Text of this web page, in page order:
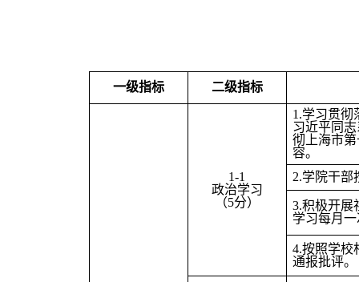
一级指标 二级指标
1-1
政治学习
（5分）
1.学习贯彻
习近平同
彻上海市
容。
2.学院干部
3.积极开展
学习每月
4.按照学校
通报批评。